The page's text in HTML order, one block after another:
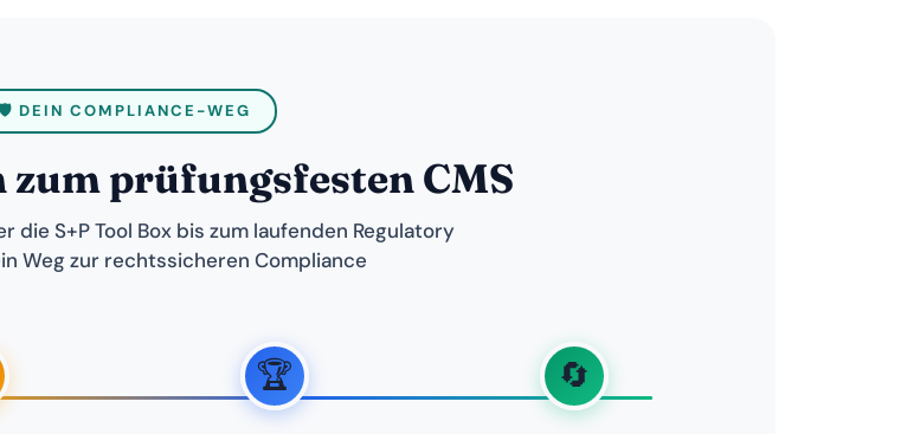
🛡️ DEIN COMPLIANCE-WEG
prüfungsfesten CMS
die S+P Tool Box bis zum laufenden Regulatory
Weg zur rechtssicheren Compliance
🏆 🔄